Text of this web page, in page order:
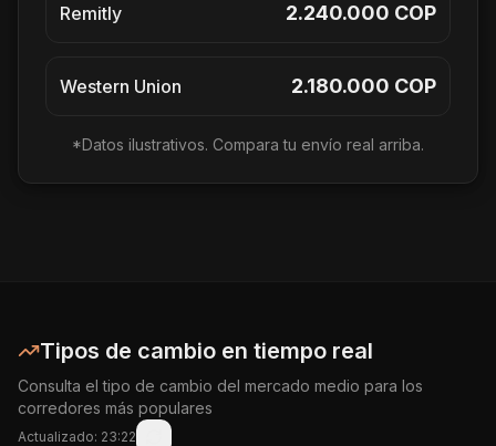
Remitly 2.240.000 COP
Western Union 2.180.000 COP
*Datos ilustrativos. Compara tu envío real arriba.
Tipos de cambio en tiempo real
Consulta el tipo de cambio del mercado medio para los
corredores más populares
Actualizado: 23:22